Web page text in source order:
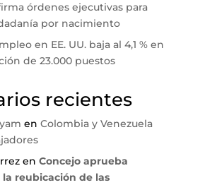
órdenes ejecutivas para
por nacimiento
en EE. UU. baja al 4,1 % en
de 23.000 puestos
recientes
en Colombia y Venezuela
en Concejo aprueba
reubicación de las